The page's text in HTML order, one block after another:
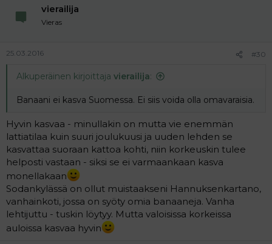
vierailija
Vieras
25.03.2016 #30
Alkuperäinen kirjoittaja vierailija:
Banaani ei kasva Suomessa. Ei siis voida olla omavaraisia.
Hyvin kasvaa - minullakin on mutta vie enemmän
lattiatilaa kuin suuri joulukuusi ja uuden lehden se
kasvattaa suoraan kattoa kohti, niin korkeuskin tulee
helposti vastaan - siksi se ei varmaankaan kasva
monellakaan
Sodankylässä on ollut muistaakseni Hannuksenkartano,
vanhainkoti, jossa on syöty omia banaaneja. Vanha
lehtijuttu - tuskin löytyy. Mutta valoisissa korkeissa
auloissa kasvaa hyvin